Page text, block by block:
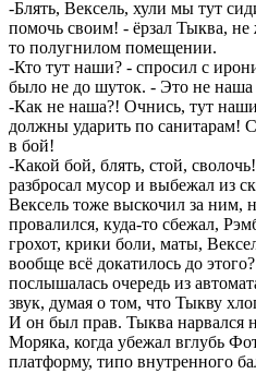
-Блять, Вексель, хули мы тут
помочь своим! - ёрзал Тыква, не
то полугнилом помещении.
-Кто тут наши? - спросил с
было не до шуток. - Это не наша
-Как не наша?! Очнись, тут
должны ударить по санитарам!
в бой!
-Какой бой, блять, стой,
разбросал мусор и выбежал из
Вексель тоже выскочил за ним,
провалился, куда-то сбежал,
грохот, крики боли, маты,
вообще всё докатилось до
послышалась очередь из
звук, думая о том, что Тыкву
И он был прав. Тыква нарвался
Моряка, когда убежал вглубь
платформу, типо внутренного